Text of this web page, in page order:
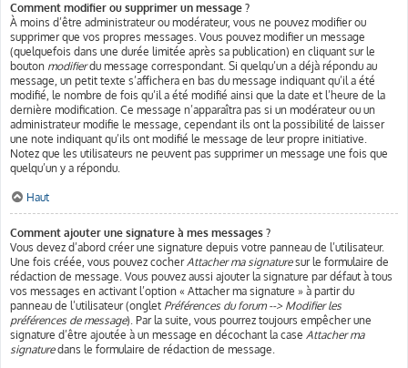
Comment modifier ou supprimer un message ?
À moins d’être administrateur ou modérateur, vous ne pouvez modifier ou
supprimer que vos propres messages. Vous pouvez modifier un message
(quelquefois dans une durée limitée après sa publication) en cliquant sur le
bouton modifierdu message correspondant. Si quelqu’un a déjà répondu au
message, un petit texte s’affichera en bas du message indiquant qu’il a été
modifié, le nombre de fois qu’il a été modifié ainsi que la date et l’heure de la
dernière modification. Ce message n’apparaîtra pas si un modérateur ou un
administrateur modifie le message, cependant ils ont la possibilité de laisser
une note indiquant qu’ils ont modifié le message de leur propre initiative.
Notez que les utilisateurs ne peuvent pas supprimer un message une fois que
quelqu’un y a répondu.
Haut
Comment ajouter une signature à mes messages ?
Vous devez d’abord créer une signature depuis votre panneau de l’utilisateur.
Une fois créée, vous pouvez cocherAttacher ma signaturesur le formulaire de
rédaction de message. Vous pouvez aussi ajouter la signature par défaut à tous
vos messages en activant l’option « Attacher ma signature » à partir du
panneau de l’utilisateur (onglet Préférences du forum --> Modifier les
préférences de message). Par la suite, vous pourrez toujours empêcher une
signature d’être ajoutée à un message en décochant la case Attacher ma
signaturedans le formulaire de rédaction de message.